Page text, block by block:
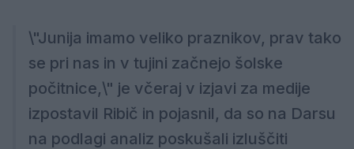
\"Junija imamo veliko praznikov, prav tako
se pri nas in v tujini začnejo šolske
počitnice,\" je včeraj v izjavi za medije
izpostavil Ribič in pojasnil, da so na Darsu
na podlagi analiz poskušali izluščiti